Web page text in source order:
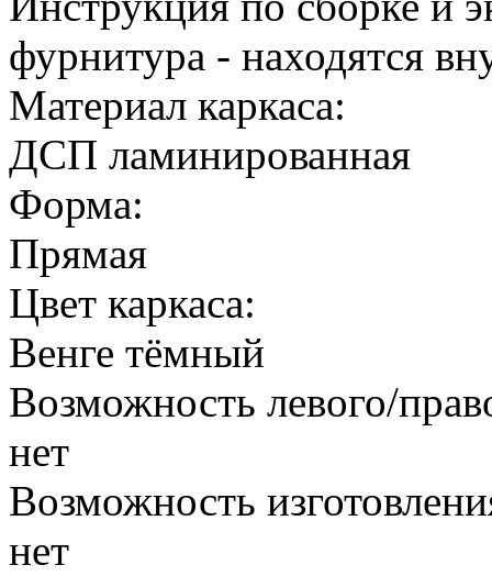
фурнитура - находятся
Материал каркаса:
ДСП ламинированная
Форма:
Прямая
Цвет каркаса:
Венге тёмный
Возможность левого/
нет
Возможность
нет